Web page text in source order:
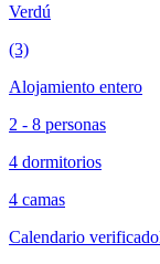
Verdú
(3)
Alojamiento entero
2 - 8 personas
4 dormitorios
4 camas
Calendario verificado